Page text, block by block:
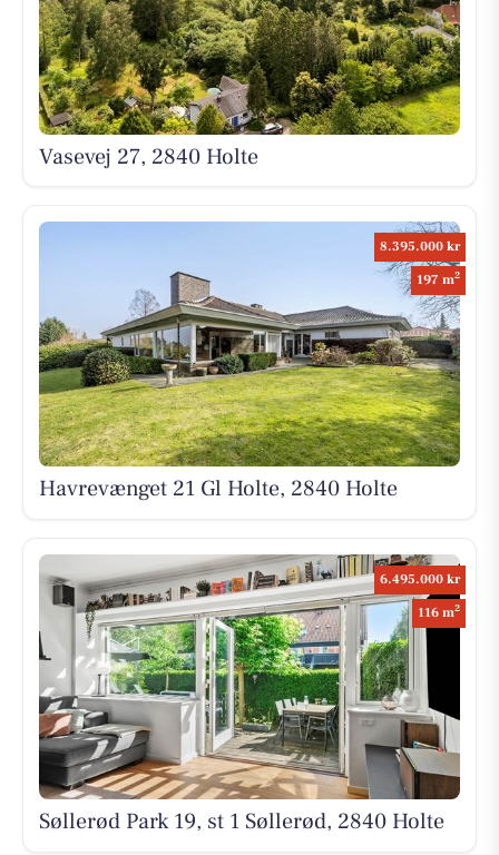
Vasevej 27, 2840 Holte
8.395.000 kr
197 m2
Havrevænget 21 Gl Holte, 2840 Holte
6.495.000 kr
116 m2
Søllerød Park 19, st 1 Søllerød, 2840 Holte